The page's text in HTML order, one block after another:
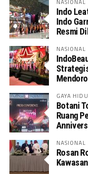
NASIONAL
Indo
Indo
Resmi
NASIONAL
GAYA
Botani
Ruang
NASIONAL
Rosan